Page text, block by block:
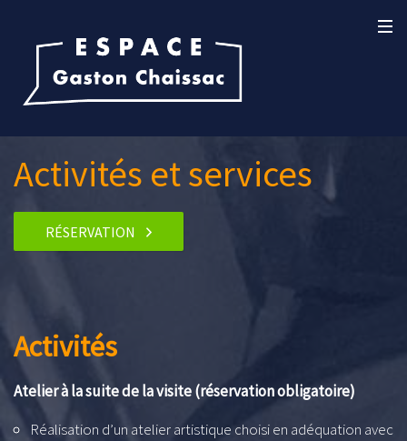
Activités et services
RÉSERVATION
Activités
Atelier à la suite de la visite (réservation obligatoire)
Réalisation d’un atelier artistique choisi en adéquation avec